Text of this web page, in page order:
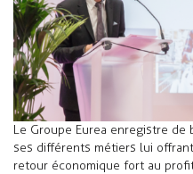
Le Groupe Eurea enregistre
ses différents métiers lui
retour économique fort au